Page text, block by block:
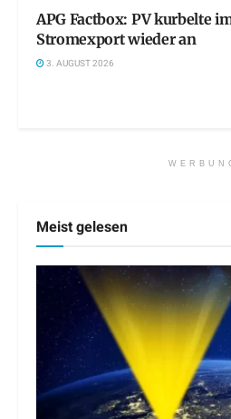
APG Factbox: PV kurbelte
Stromexport wieder an
3. AUGUST 2026
Meist gelesen